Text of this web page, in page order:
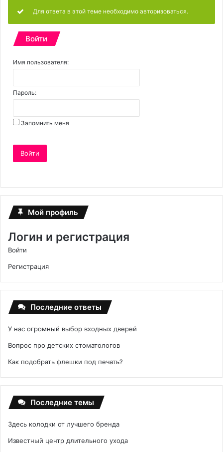
Для ответа в этой теме необходимо авторизоваться.
Войти
Имя пользователя:
Пароль:
Запомнить меня
Войти
Мой профиль
Логин и регистрация
Войти
Регистрация
Последние ответы
У нас огромный выбор входных дверей
Вопрос про детских стоматологов
Как подобрать флешки под печать?
Последние темы
Здесь колодки от лучшего бренда
Известный центр длительного ухода